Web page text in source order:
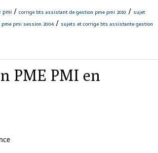
/ corrige bts assistant de gestion pme pmi 2010 / sujet
pmi session 2004 / sujets et corrige bts assistante gestion
PME PMI en